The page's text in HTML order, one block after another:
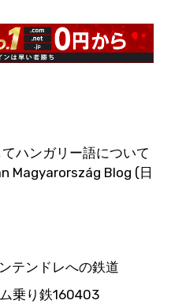
ハンガリー語について
Magyarország Blog (日
テンドレへの鉄道
乗り鉄160403